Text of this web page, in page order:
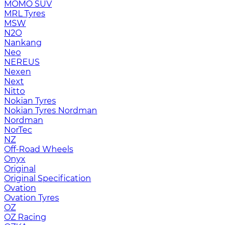
MOMO SUV
MRL Tyres
MSW
N2O
Nankang
Neo
NEREUS
Nexen
Next
Nitto
Nokian Tyres
Nokian Tyres Nordman
Nordman
NorTec
NZ
Off-Road Wheels
Onyx
Original
Original Specification
Ovation
Ovation Tyres
OZ
OZ Racing